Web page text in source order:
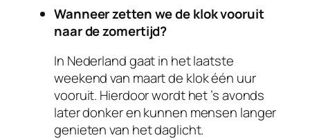
Wanneer zetten we de klok vooruit
naar de zomertijd?
In Nederland gaat in het laatste
weekend van maart de klok één uur
vooruit. Hierdoor wordt het ’s avonds
later donker en kunnen mensen langer
genieten van het daglicht.